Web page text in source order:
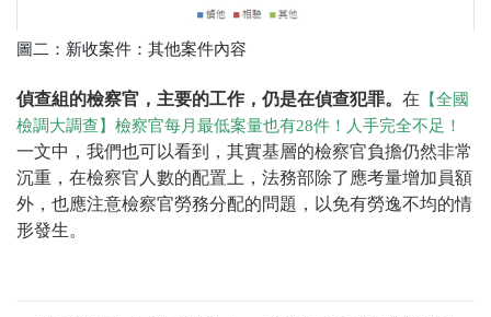
圖二：新收案件：其他案件內容
偵查組的檢察官，主要的工作，仍是在偵查犯罪。 在 【全國
檢調大調查】檢察官每月最低案量也有28件！人手完全不足！
一文中，我們也可以看到，其實基層的檢察官負擔仍然非常
沉重，在檢察官人數的配置上，法務部除了應考量增加員額
外，也應注意檢察官勞務分配的問題，以免有勞逸不均的情
形發生。